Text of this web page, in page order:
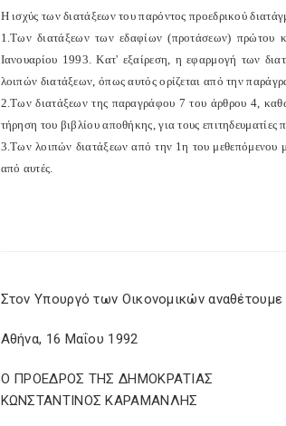
Η ισχύς των διατάξεων του παρόντος προεδρικού
1.Tων διατάξεων των εδαφίων (προτάσεων)
Ιανουαρίου 1993. Κατ' εξαίρεση, η εφαρμογή των
λοιπών διατάξεων, όπως αυτός ορίζεται από την
2.Των διατάξεων της παραγράφου 7 του άρθρου 4,
τήρηση του βιβλίου αποθήκης, για τους
3.Των λοιπών διατάξεων από την 1η του μεθεπόμενου
από αυτές.
Στον Υπουργό των Οικονομικών
Αθήνα, 16 Μαΐου 1992
Ο ΠΡΟΕΔΡΟΣ ΤΗΣ ΔΗΜΟΚΡΑΤΙΑΣ
ΚΩΝΣΤΑΝΤΙΝΟΣ ΚΑΡΑΜΑΝΛΗΣ